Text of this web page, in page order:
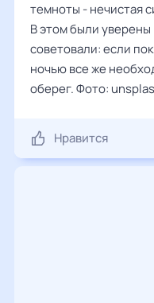
темноты - нечистая
В этом были
советовали: если
ночью все же
оберег. Фото:
Нравится